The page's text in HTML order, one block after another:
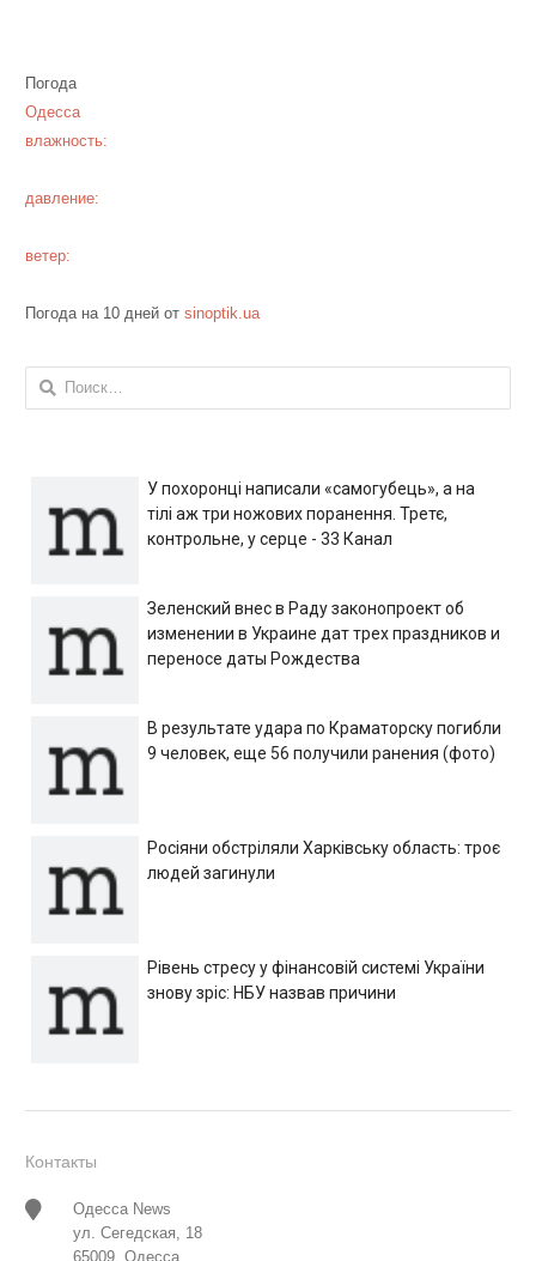
Погода
Одесса
влажность:
давление:
ветер:
Погода на 10 дней от sinoptik.ua
Найти:
У похоронці написали «самогубець», а на
тілі аж три ножових поранення. Третє,
контрольне, у серце - 33 Канал
Зеленский внес в Раду законопроект об
изменении в Украине дат трех праздников и
переносе даты Рождества
В результате удара по Краматорску погибли
9 человек, еще 56 получили ранения (фото)
Росіяни обстріляли Харківську область: троє
людей загинули
Рівень стресу у фінансовій системі України
знову зріс: НБУ назвав причини
Контакты
Одесса News
ул. Сегедская, 18
65009, Одесса